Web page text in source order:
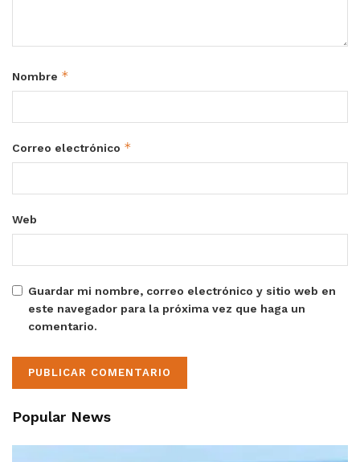
Nombre *
Correo electrónico *
Web
Guardar mi nombre, correo electrónico y sitio web en
este navegador para la próxima vez que haga un
comentario.
Popular News